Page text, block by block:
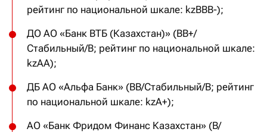
рейтинг по национальной шкале: kzBBB-);
ДО АО «Банк ВТБ (Казахстан)» (BB+/
Стабильный/B; рейтинг по национальной шкале:
kzAA);
ДБ АО «Альфа Банк» (ВВ/Стабильный/В; рейтинг
по национальной шкале: kzA+);
АО «Банк Фридом Финанс Казахстан» (B/